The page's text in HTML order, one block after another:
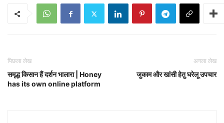
पिछला लेख
समृद्ध किसान हैं दर्शन भालारा | Honey
has its own online platform
अगला लेख
जुकाम और खांसी हेतु घरेलू उपचार